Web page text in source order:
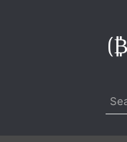
for: